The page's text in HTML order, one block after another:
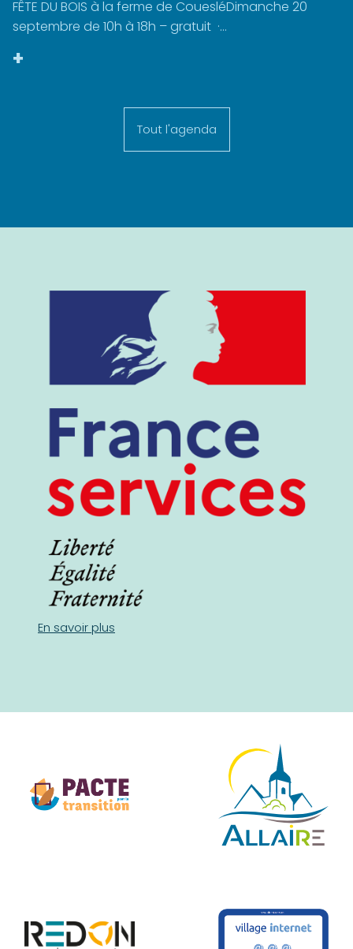
FÊTE DU BOIS à la ferme de CouesléDimanche 20
septembre de 10h à 18h – gratuit ·...
+
Tout l'agenda
En savoir plus